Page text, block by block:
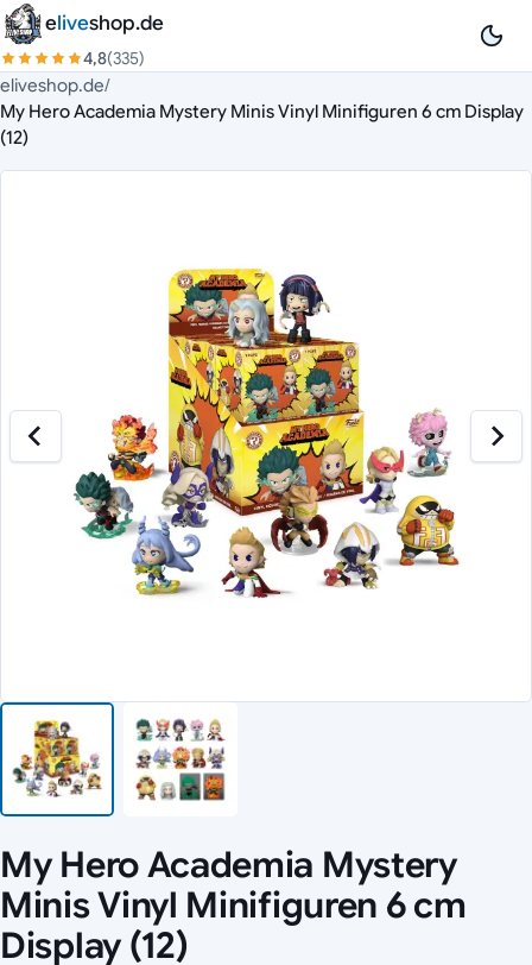
Zum Inhalt springen
eliveshop.de
4,8(335)
eliveshop.de/
My Hero Academia Mystery Minis Vinyl Minifiguren 6 cm Display
(12)
My Hero Academia Mystery
Minis Vinyl Minifiguren 6 cm
Display (12)